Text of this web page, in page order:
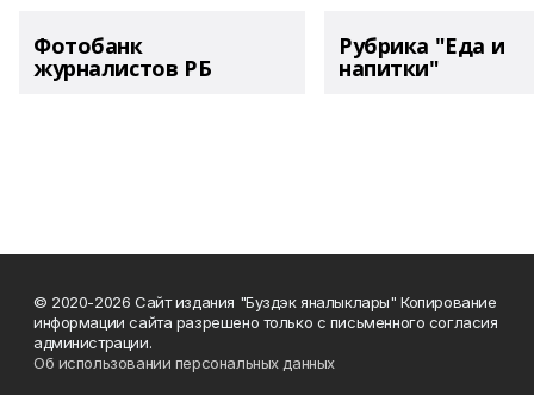
Фотобанк
журналистов РБ
Рубрика "Еда и
напитки"
© 2020-2026 Сайт издания "Буздэк яналыклары" Копирование
информации сайта разрешено только с письменного согласия
администрации.
Об использовании персональных данных